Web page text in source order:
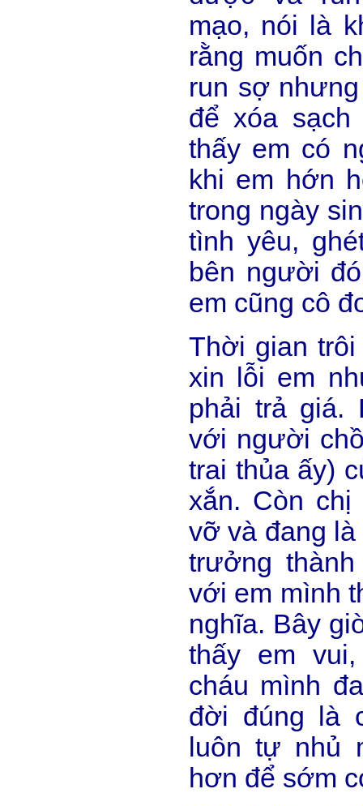
mạo, nói là
rằng muốn
run sợ
để xóa sạch
thấy em có
khi em hớn
trong ngày
tình yêu,
bên người
em cũng cô
Thời gian
xin lỗi em
phải trả giá.
với người
trai thủa ấy)
xắn. Còn
vỡ và đang
trưởng
với em mình
nghĩa. Bây
thấy em
cháu mình
đời đúng là
luôn tự nhủ
hơn để sớm